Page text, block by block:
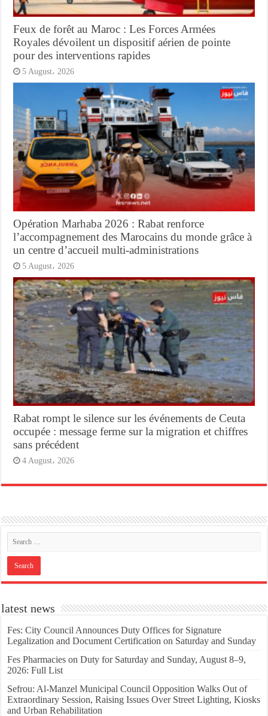
Feux de forêt au Maroc : Les Forces Armées
Royales dévoilent un dispositif aérien de pointe
pour des interventions rapides
5 August، 2026
Opération Marhaba 2026 : Rabat renforce
l’accompagnement des Marocains du monde grâce à
un centre d’accueil multi-administrations
5 August، 2026
Rabat rompt le silence sur les événements de Ceuta
occupée : message ferme sur la migration et chiffres
sans précédent
4 August، 2026
latest news
Fes: City Council Announces Duty Offices for Signature
Legalization and Document Certification on Saturday and Sunday
Fes Pharmacies on Duty for Saturday and Sunday, August 8–9,
2026: Full List
Sefrou: Al-Manzel Municipal Council Opposition Walks Out of
Extraordinary Session, Raising Issues Over Street Lighting, Kiosks
and Urban Rehabilitation